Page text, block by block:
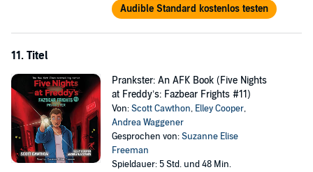
Audible Standard kostenlos testen
11. Titel
Prankster: An AFK Book (Five Nights
at Freddy’s: Fazbear Frights #11)
Von:Scott Cawthon, Elley Cooper,
Andrea Waggener
Gesprochen von:Suzanne Elise
Freeman
Spieldauer: 5 Std. und 48 Min.